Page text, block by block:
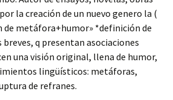
la creación de un nuevo genero la (
de metáfora+humor» *definición de
q presentan asociaciones
una visión original, llena de humor,
lingüísticos: metáforas,
de refranes.